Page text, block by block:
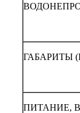
ГАБАРИТЫ
ПИТАНИЕ,